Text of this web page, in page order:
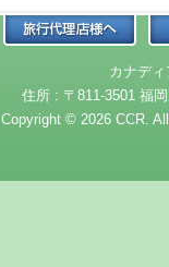
カナデ
住所 : 〒811-3501 福
Copyright © 2026 CCR.